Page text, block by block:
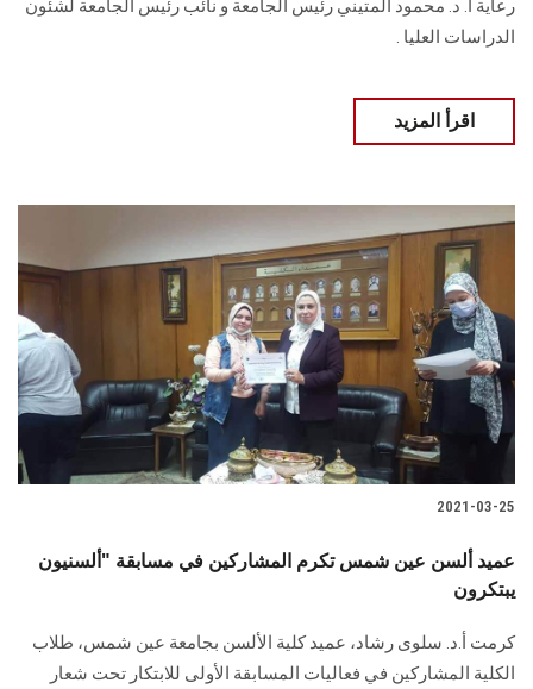
رعاية أ. د. محمود المتيني رئيس الجامعة و نائب رئيس الجامعة لشئون
الدراسات العليا .
اقرأ المزيد
2021-03-25
عميد ألسن عين شمس تكرم المشاركين في مسابقة "ألسنيون
يبتكرون
كرمت أ.د. سلوى رشاد، عميد كلية الألسن بجامعة عين شمس، طلاب
الكلية المشاركين في فعاليات المسابقة الأولى للابتكار تحت شعار